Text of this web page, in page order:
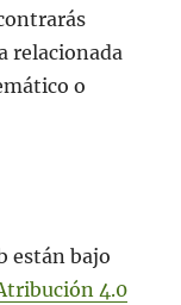
relacionada
o
están bajo
4.0